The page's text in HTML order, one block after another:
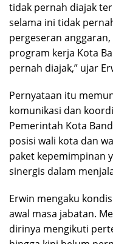
tidak pernah diajak
selama ini tidak
pergeseran
program kerja Kota
pernah diajak,” ujar
Pernyataan itu
komunikasi dan
Pemerintah Kota
posisi wali kota dan
paket kepemimpinan
sinergis dalam
Erwin mengaku
awal masa jabatan.
dirinya mengikuti